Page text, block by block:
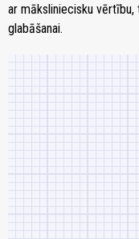
ar māksliniecisku
glabāšanai.